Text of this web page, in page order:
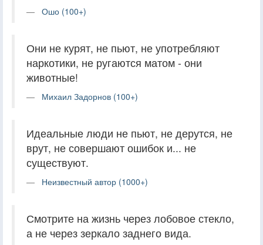
Ошо (100+)
Они не курят, не пьют, не употребляют
наркотики, не ругаются матом - они
животные!
Михаил Задорнов (100+)
Идеальные люди не пьют, не дерутся, не
врут, не совершают ошибок и... не
существуют.
Неизвестный автор (1000+)
Смотрите на жизнь через лобовое стекло,
а не через зеркало заднего вида.